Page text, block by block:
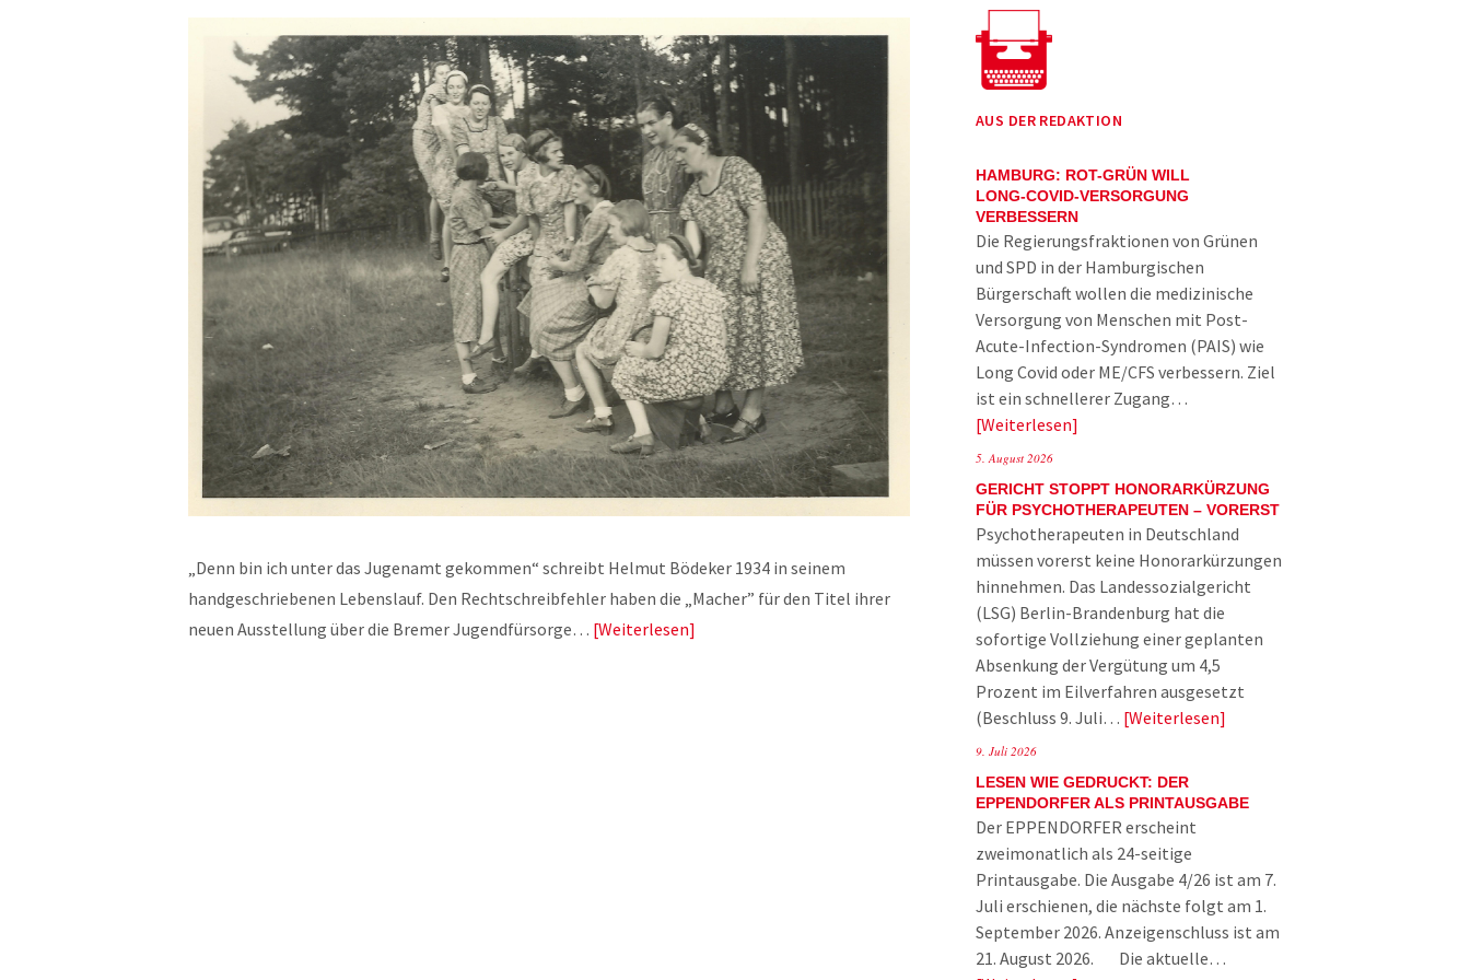
„Denn bin ich unter das Jugenamt gekommen“ schreibt Helmut Bödeker 1934 in seinem
handgeschriebenen Lebenslauf. Den Rechtschreibfehler haben die „Macher” für den Titel ihrer
neuen Ausstellung über die Bremer Jugendfürsorge… Weiterlesen
AUS DER REDAKTION
HAMBURG: ROT-GRÜN WILL
LONG-COVID-VERSORGUNG
VERBESSERN
Die Regierungsfraktionen von Grünen
und SPD in der Hamburgischen
Bürgerschaft wollen die medizinische
Versorgung von Menschen mit Post-
Acute-Infection-Syndromen (PAIS) wie
Long Covid oder ME/CFS verbessern. Ziel
ist ein schnellerer Zugang…
Weiterlesen
5. August 2026
GERICHT STOPPT HONORARKÜRZUNG
FÜR PSYCHOTHERAPEUTEN – VORERST
Psychotherapeuten in Deutschland
müssen vorerst keine Honorarkürzungen
hinnehmen. Das Landessozialgericht
(LSG) Berlin-Brandenburg hat die
sofortige Vollziehung einer geplanten
Absenkung der Vergütung um 4,5
Prozent im Eilverfahren ausgesetzt
(Beschluss 9. Juli… Weiterlesen
9. Juli 2026
LESEN WIE GEDRUCKT: DER
EPPENDORFER ALS PRINTAUSGABE
Der EPPENDORFER erscheint
zweimonatlich als 24-seitige
Printausgabe. Die Ausgabe 4/26 ist am 7.
Juli erschienen, die nächste folgt am 1.
September 2026. Anzeigenschluss ist am
21. August 2026. Die aktuelle…